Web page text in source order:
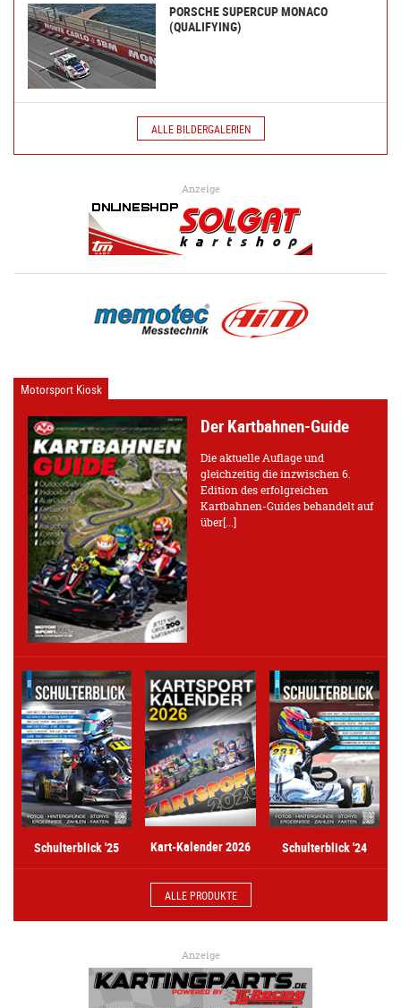
PORSCHE SUPERCUP MONACO
(QUALIFYING)
ALLE BILDERGALERIEN
Anzeige
Motorsport Kiosk
Der Kartbahnen-Guide
Die aktuelle Auflage und
gleichzeitig die inzwischen 6.
Edition des erfolgreichen
Kartbahnen-Guides behandelt auf
über[...]
Schulterblick '25 Kart-Kalender 2026 Schulterblick '24
ALLE PRODUKTE
Anzeige